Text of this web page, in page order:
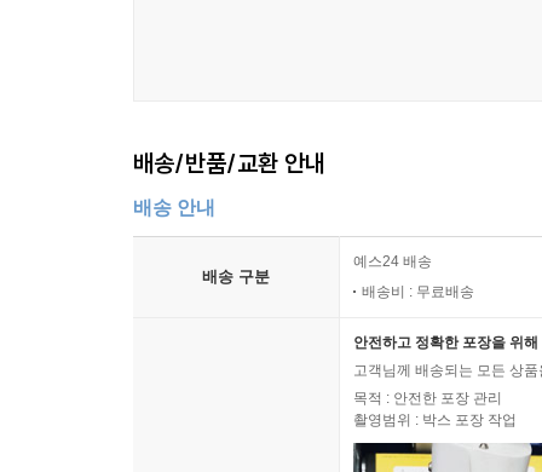
배송/반품/교환 안내
배송 안내
배송 구분
예스24 배송
배송비 : 무료배송
안전하고 정확한 포장을 위
고객님께 배송되는 모든 상
목적 : 안전한 포장 관리
촬영범위 : 박스 포장 작업